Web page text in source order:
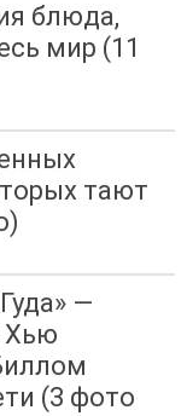
блюда,
мир (11
тают
—
Хью
(3 фото